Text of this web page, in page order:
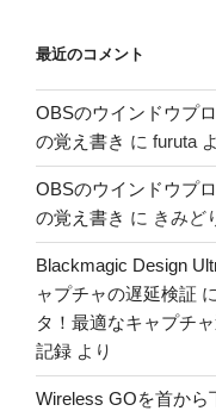
最近のコメント
OBSのウインドウプ
の覚え書き に furuta
OBSのウインドウプ
の覚え書き に きみど
Blackmagic Design
ャプチャの遅延検証 に
タ！最適なキャプチ
記録 より
Wireless GOを首から